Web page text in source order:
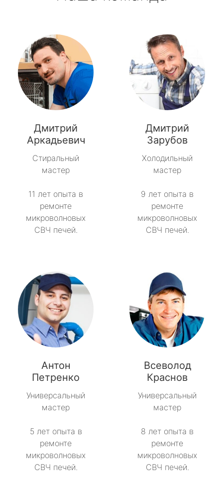
Дмитрий
Аркадьевич
Стиральный
мастер
11 лет опыта в
ремонте
микроволновых
СВЧ печей.
Дмитрий
Зарубов
Холодильный
мастер
9 лет опыта в
ремонте
микроволновых
СВЧ печей.
Антон
Петренко
Универсальный
мастер
5 лет опыта в
ремонте
микроволновых
СВЧ печей.
Всеволод
Краснов
Универсальный
мастер
8 лет опыта в
ремонте
микроволновых
СВЧ печей.